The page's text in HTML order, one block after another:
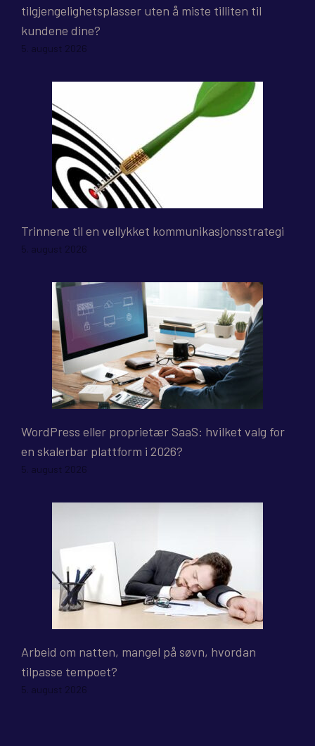
tilgjengelighetsplasser uten å miste tilliten til
kundene dine?
5. august 2026
Trinnene til en vellykket kommunikasjonsstrategi
5. august 2026
WordPress eller proprietær SaaS: hvilket valg for
en skalerbar plattform i 2026?
5. august 2026
Arbeid om natten, mangel på søvn, hvordan
tilpasse tempoet?
5. august 2026